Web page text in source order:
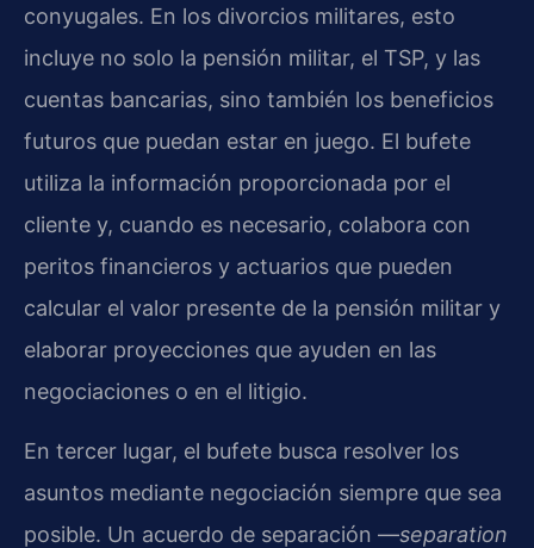
conyugales. En los divorcios militares, esto
incluye no solo la pensión militar, el TSP, y las
cuentas bancarias, sino también los beneficios
futuros que puedan estar en juego. El bufete
utiliza la información proporcionada por el
cliente y, cuando es necesario, colabora con
peritos financieros y actuarios que pueden
calcular el valor presente de la pensión militar y
elaborar proyecciones que ayuden en las
negociaciones o en el litigio.
En tercer lugar, el bufete busca resolver los
asuntos mediante negociación siempre que sea
posible. Un acuerdo de separación —separation